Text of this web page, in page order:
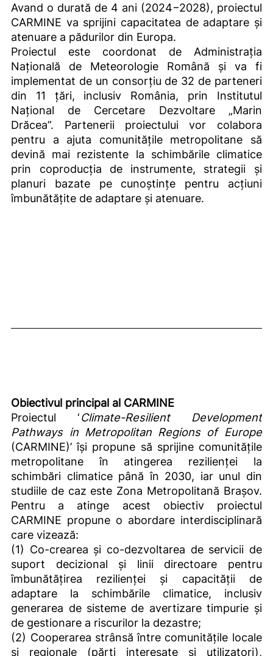
Avand o durată de 4 ani (2024−2028), proiectul
CARMINE va sprijini capacitatea de adaptare și
atenuare a pădurilor din Europa.
Proiectul este coordonat de Administrația
Națională de Meteorologie Română și va fi
implementat de un consorțiu de 32 de parteneri
din 11 țări, inclusiv România, prin Institutul
Național de Cercetare Dezvoltare „Marin
Drăcea”. Partenerii proiectului vor colabora
pentru a ajuta comunitățile metropolitane să
devină mai rezistente la schimbările climatice
prin coproducția de instrumente, strategii și
planuri bazate pe cunoștințe pentru acțiuni
îmbunătățite de adaptare și atenuare.
Obiectivul principal al CARMINE
Proiectul ‘Climate-Resilient Development
Pathways in Metropolitan Regions of Europe
(CARMINE)’ își propune să sprijine comunitățile
metropolitane în atingerea rezilienței la
schimbări climatice până în 2030, iar unul din
studiile de caz este Zona Metropolitană Brașov.
Pentru a atinge acest obiectiv proiectul
CARMINE propune o abordare interdisciplinară
care vizează:
(1) Co-crearea și co-dezvoltarea de servicii de
suport decizional și linii directoare pentru
îmbunătățirea rezilienței și capacității de
adaptare la schimbările climatice, inclusiv
generarea de sisteme de avertizare timpurie și
de gestionare a riscurilor la dezastre;
(2) Cooperarea strânsă între comunitățile locale
și regionale (părți interesate și utilizatori),